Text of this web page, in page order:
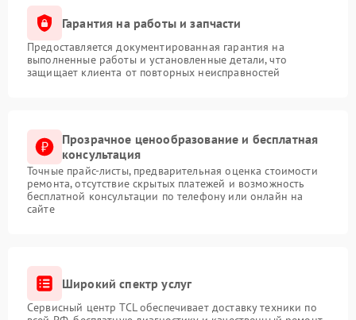
Гарантия на работы и запчасти
Предоставляется документированная гарантия на
выполненные работы и установленные детали, что
защищает клиента от повторных неисправностей
Прозрачное ценообразование и бесплатная
консультация
Точные прайс-листы, предварительная оценка стоимости
ремонта, отсутствие скрытых платежей и возможность
бесплатной консультации по телефону или онлайн на
сайте
Широкий спектр услуг
Сервисный центр TCL обеспечивает доставку техники по